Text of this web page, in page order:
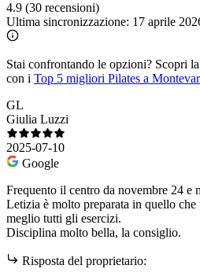
4.9 (30 recensioni)
Ultima sincronizzazione: 17 aprile
Stai confrontando le opzioni? Scopri
con i Top 5 migliori Pilates a
GL
Giulia Luzzi
2025-07-10
Google
Frequento il centro da novembre 24 e
Letizia è molto preparata in quello
meglio tutti gli esercizi.
Disciplina molto bella, la consiglio.
Risposta del proprietario: